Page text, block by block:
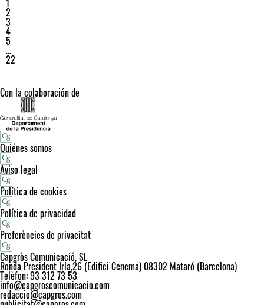
1
2
3
4
5
…
22
Con la colaboración de
Quiénes somos
Aviso legal
Política de cookies
Política de privacidad
Preferències de privacitat
Capgròs Comunicació, SL
Ronda President Irla,26 (Edifici Cenema) 08302 Mataró (Barcelona)
Telèfon: 93 312 73 53
info@capgroscomunicacio.com
redaccio@capgros.com